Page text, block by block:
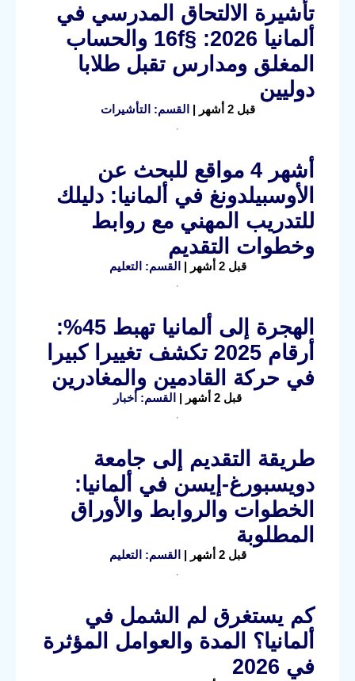
تأشيرة الالتحاق المدرسي في
ألمانيا 2026: §16f والحساب
المغلق ومدارس تقبل طلابا
دوليين
قبل 2 أشهر | القسم: التأشيرات
أشهر 4 مواقع للبحث عن
الأوسبيلدونغ في ألمانيا: دليلك
للتدريب المهني مع روابط
وخطوات التقديم
قبل 2 أشهر | القسم: التعليم
الهجرة إلى ألمانيا تهبط 45%:
أرقام 2025 تكشف تغييرا كبيرا
في حركة القادمين والمغادرين
قبل 2 أشهر | القسم: أخبار
طريقة التقديم إلى جامعة
دويسبورغ-إيسن في ألمانيا:
الخطوات والروابط والأوراق
المطلوبة
قبل 2 أشهر | القسم: التعليم
كم يستغرق لم الشمل في
ألمانيا؟ المدة والعوامل المؤثرة
في 2026